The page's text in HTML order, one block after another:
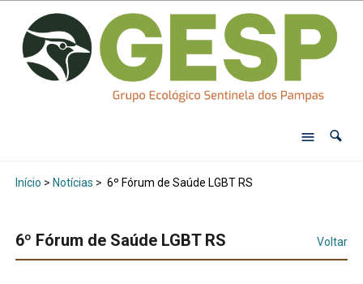
Início > Notícias > 6º Fórum de Saúde LGBT RS
6º Fórum de Saúde LGBT RS Voltar